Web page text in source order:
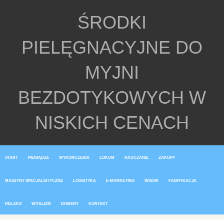
ŚRODKI
PIELĘGNACYJNE DO
MYJNI
BEZDOTYKOWYCH W
NISKICH CENACH
START PIENIĄDZE WYKOŃCZENIA LOKUM NAUCZANIE ZAKUPY
MASZYNY SPECJALISTYCZNE LOGISTYKA E-MARKETING WIGOR FABRYKACJA
RELAKS WITALIZM DOMENY KONTAKT